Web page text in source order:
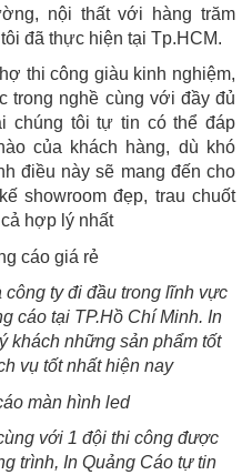
nội thất với hàng trăm
đã thực hiện tại Tp.HCM.
thi công giàu kinh nghiệm,
trong nghề cùng với đầy đủ
chúng tôi tự tin có thể đáp
của khách hàng, dù khó
điều này sẽ mang đến cho
showroom đẹp, trau chuốt
hợp lý nhất
ty đi đầu trong lĩnh vực
cáo tại TP.Hồ Chí Minh. In
khách những sản phẩm tốt
vụ tốt nhất hiện nay
với 1 đội thi công được
trình, In Quảng Cáo tự tin